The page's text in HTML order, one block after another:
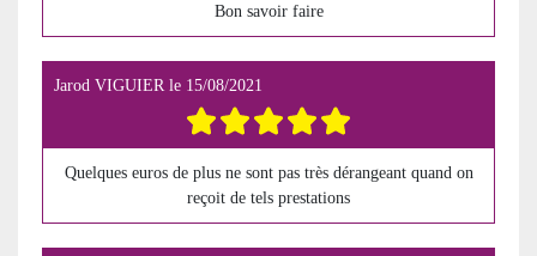
Bon savoir faire
Jarod VIGUIER le 15/08/2021
Quelques euros de plus ne sont pas très dérangeant quand on
reçoit de tels prestations